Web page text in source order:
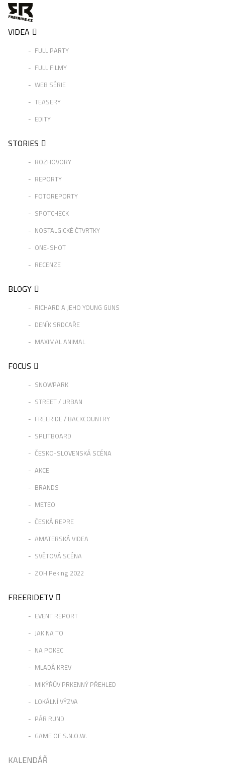
VIDEA
FULL PARTY
FULL FILMY
WEB SÉRIE
TEASERY
EDITY
STORIES
ROZHOVORY
REPORTY
FOTOREPORTY
SPOTCHECK
NOSTALGICKÉ ČTVRTKY
ONE-SHOT
RECENZE
BLOGY
RICHARD A JEHO YOUNG GUNS
DENÍK SRDCAŘE
MAXIMAL ANIMAL
FOCUS
SNOWPARK
STREET / URBAN
FREERIDE / BACKCOUNTRY
SPLITBOARD
ČESKO-SLOVENSKÁ SCÉNA
AKCE
BRANDS
METEO
ČESKÁ REPRE
AMATERSKÁ VIDEA
SVĚTOVÁ SCÉNA
ZOH Peking 2022
FREERIDETV
EVENT REPORT
JAK NA TO
NA POKEC
MLADÁ KREV
MIKÝŘŮV PRKENNÝ PŘEHLED
LOKÁLNÍ VÝZVA
PÁR RUND
GAME OF S.N.O.W.
KALENDÁŘ